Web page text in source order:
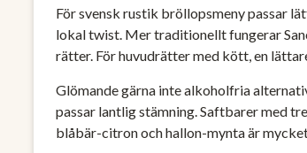
För svensk rustik bröllopsmeny passar
lokal twist. Mer traditionellt fungerar
rätter. För huvudrätter med kött, en
Glömande gärna inte alkoholfria
passar lantlig stämning. Saftbarer med
blåbär-citron och hallon-mynta är